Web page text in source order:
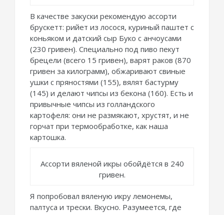
В качестве закуски рекомендую ассорти
брускетт: рийет из лосося, куриный паштет с
коньяком и датский сыр Буко с анчоусами
(230 гривен). Специально под пиво пекут
брецели (всего 15 гривен), варят раков (870
гривен за килограмм), обжаривают свиные
ушки с пряностями (155), вялят бастурму
(145) и делают чипсы из бекона (160). Есть и
привычные чипсы из голландского
картофеля: они не размякают, хрустят, и не
горчат при термообработке, как наша
картошка.
Ассорти вяленой икры обойдётся в 240
гривен.
Я попробовал вяленую икру лемонемы,
палтуса и трески. Вкусно. Разумеется, где